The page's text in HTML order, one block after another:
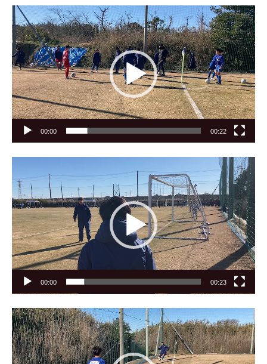
動
画
プ
レ
ー
ヤ
ー
00:00 00:22
画
プ
レ
ー
ヤ
ー
00:00 00:23
動
画
プ
レ